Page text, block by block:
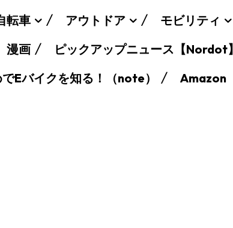
転車 アウトドア モビリティ
漫画
ピックアップニュース【Nordot】
Eバイクを知る！（note）
Amazon